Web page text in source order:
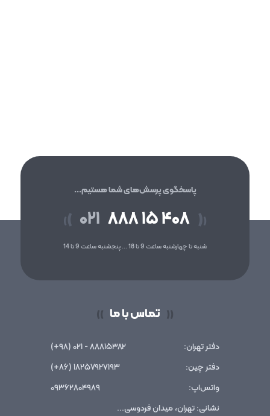
پاسخگوی پرسش‌های شما هستیم...
(( ۰۲۱ ۸۸۸ ۱۵ ۴۰۸ ))
شنبه تا چهارشنبه ساعت 9 تا 18 ... پنجشنبه ساعت 9 تا 14
(( تماس با ما ))
دفتر تهران:
۸۸۸۱۵۳۸۲ - ۰۲۱ (۹۸+)
دفتر چین:
۱۸۲۵۷۹۲۷۱۹۳ (۸۶+)
واتس‌اپ:
۰۹۳۶۲۸۰۴۹۸۹
نشانی: تهران، میدان فردوسی...